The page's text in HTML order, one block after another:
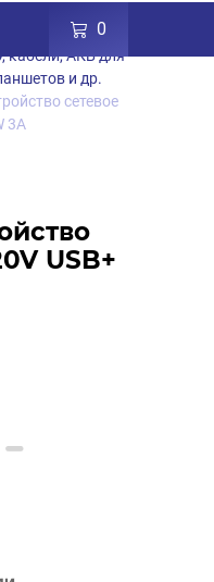
0
Аксессуары
/
кабели, АКБ для
и др.
сетевое
3A
USB+